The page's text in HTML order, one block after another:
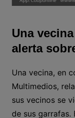
Una
alerta
Una vecina, en
Multimedios,
sus vecinos se
de sus garrafas.